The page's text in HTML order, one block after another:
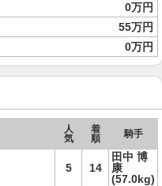
0万円
55万円
0万円
人
気
着
順
騎手
5 14
田中 博
康
(57.0kg)